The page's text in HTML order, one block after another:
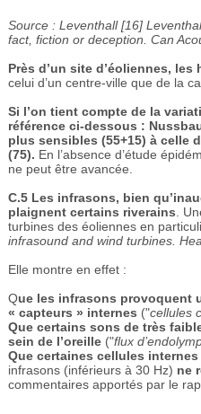
Source : Leventhall [16]
fact, fiction or deception. Can
Près d’un site d’éoliennes,
celui d’un centre-ville que de la
Si l’on tient compte de la
référence ci-dessous :
plus sensibles (55+15) à celle
(75). En l’absence d’étude
ne peut être avancée.
C.5 Les infrasons, bien
plaignent certains riverains .
turbines des éoliennes en
infrasound and wind turbines.
Elle montre en effet :
Que les infrasons provoquent
« capteurs » internes ("cellules
Que certains sons de très
sein de l’oreille ("flux
Que certaines cellules internes
infrasons (inférieurs à 30 Hz) ne
commentaires apportés par le